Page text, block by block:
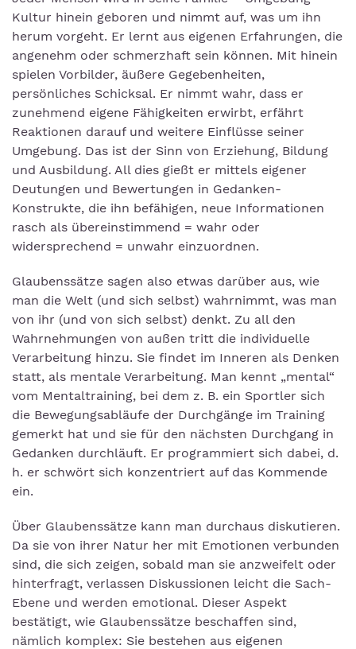
Kultur hinein geboren und nimmt auf, was um ihn
herum vorgeht. Er lernt aus eigenen Erfahrungen, die
angenehm oder schmerzhaft sein können. Mit hinein
spielen Vorbilder, äußere Gegebenheiten,
persönliches Schicksal. Er nimmt wahr, dass er
zunehmend eigene Fähigkeiten erwirbt, erfährt
Reaktionen darauf und weitere Einflüsse seiner
Umgebung. Das ist der Sinn von Erziehung, Bildung
und Ausbildung. All dies gießt er mittels eigener
Deutungen und Bewertungen in Gedanken-
Konstrukte, die ihn befähigen, neue Informationen
rasch als übereinstimmend = wahr oder
widersprechend = unwahr einzuordnen.
Glaubenssätze sagen also etwas darüber aus, wie
man die Welt (und sich selbst) wahrnimmt, was man
von ihr (und von sich selbst) denkt. Zu all den
Wahrnehmungen von außen tritt die individuelle
Verarbeitung hinzu. Sie findet im Inneren als Denken
statt, als mentale Verarbeitung. Man kennt „mental“
vom Mentaltraining, bei dem z. B. ein Sportler sich
die Bewegungsabläufe der Durchgänge im Training
gemerkt hat und sie für den nächsten Durchgang in
Gedanken durchläuft. Er programmiert sich dabei, d.
h. er schwört sich konzentriert auf das Kommende
ein.
Über Glaubenssätze kann man durchaus diskutieren.
Da sie von ihrer Natur her mit Emotionen verbunden
sind, die sich zeigen, sobald man sie anzweifelt oder
hinterfragt, verlassen Diskussionen leicht die Sach-
Ebene und werden emotional. Dieser Aspekt
bestätigt, wie Glaubenssätze beschaffen sind,
nämlich komplex: Sie bestehen aus eigenen